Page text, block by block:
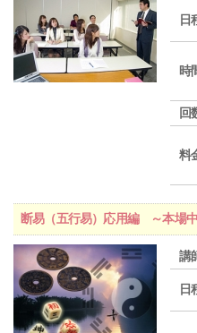
日
時
回
料
断易（五行易）応用編 ～本場
講
日